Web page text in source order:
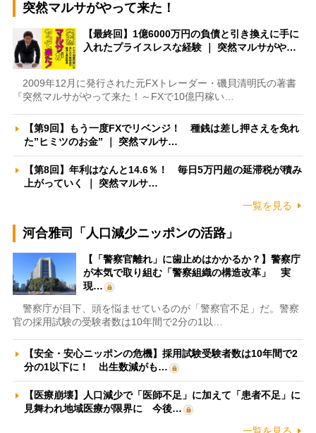
突然マルサがやって来た！
【最終回】1億6000万円の負債と引き換えに手に
入れたプライスレスな経験 ｜ 突然マルサがや…
2009年12月に発行された元FXトレーダー・磯貝清明氏の著書
『突然マルサがやって来た！～FXで10億円稼い…
【第9回】もう一度FXでリベンジ！ 種銭は差し押さえを免れ
た”ヒミツのお金” ｜ 突然マルサ…
【第8回】年利はなんと14.6％！ 毎日5万円超の延滞税が積み
上がっていく ｜ 突然マルサ…
一覧を見る
河合雅司「人口減少ニッポンの活路」
【「警察官離れ」に歯止めはかかるか？】警察庁
が本気で取り組む「警察組織の構造改革」 実
現…
警察庁が目下、頭を悩ませているのが「警察官不足」だ。警察
官の採用試験の受験者数は10年間で2分の1以…
【安全・安心ニッポンの危機】採用試験受験者数は10年間で2
分の1以下に！ 出生数減がも…
【医療崩壊】人口減少で「医師不足」に加えて「患者不足」に
見舞われ地域医療が限界に 今後…